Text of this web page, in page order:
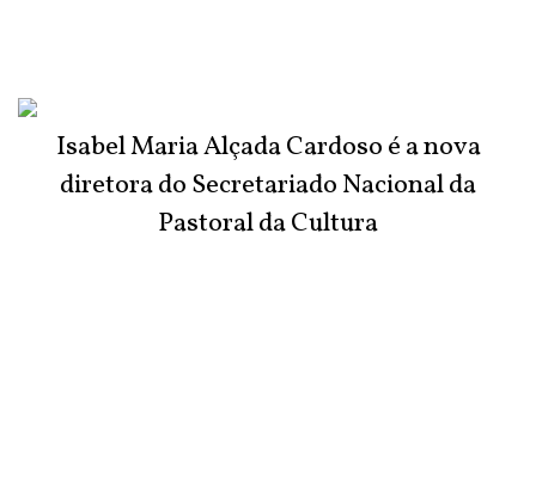
Isabel Maria Alçada Cardoso é a nova
diretora do Secretariado Nacional da
Pastoral da Cultura